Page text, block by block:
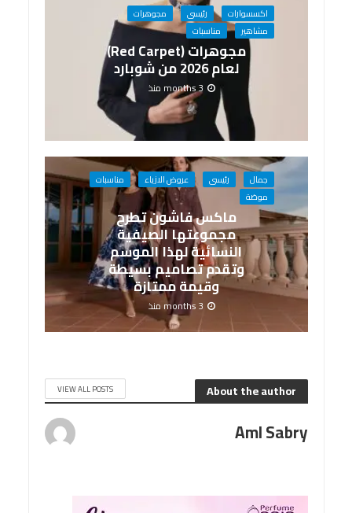
اكسسوارات رئيسى
مجوهرات
مشاهير
مناسبات
مجوهرات (Red Carpet)
لعام 2026 من شوبارد
3 months منذ
جمال رئيسى عروض الازياء
مناسبات
موضة
ماكس فاشون تطرح
مجموعتها الصيفية
النسائية لهذا الموسم
وتقدم تصاميم بسيطة
وقيمة ممتازة
3 months منذ
About the author
VIEW ALL POSTS
Aml Sabry